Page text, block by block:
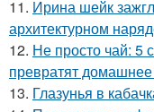
11. Ирина шейк
архитектурном
12. Не просто чай: 5
превратят
13. Глазунья в